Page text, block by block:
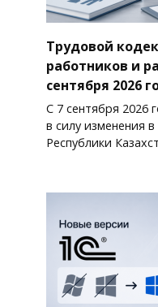
Трудовой
работников и
сентября 2026
С 7 сентября 2026
в силу изменения
Республики